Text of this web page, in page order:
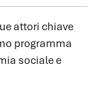
attori chiave
programma
sociale e